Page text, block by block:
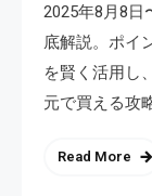
2025年8月8日
底解説。ポイ
を賢く活用し
元で買える攻
Read More